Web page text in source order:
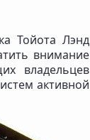
Тойота Лэнд
внимание
владельцев
активной